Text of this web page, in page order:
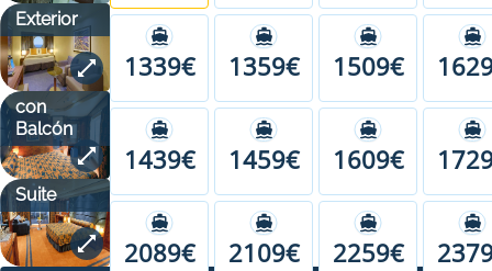
Exterior
con
Balcón
Suite
1339€ 1359€ 1509€
1439€ 1459€ 1609€
2089€ 2109€ 2259€